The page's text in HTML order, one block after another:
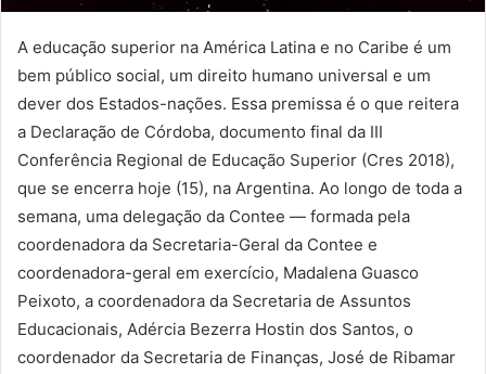
A educação superior na América Latina e no Caribe é um
bem público social, um direito humano universal e um
dever dos Estados-nações. Essa premissa é o que reitera
a Declaração de Córdoba, documento final da III
Conferência Regional de Educação Superior (Cres 2018),
que se encerra hoje (15), na Argentina. Ao longo de toda a
semana, uma delegação da Contee — formada pela
coordenadora da Secretaria-Geral da Contee e
coordenadora-geral em exercício, Madalena Guasco
Peixoto, a coordenadora da Secretaria de Assuntos
Educacionais, Adércia Bezerra Hostin dos Santos, o
coordenador da Secretaria de Finanças, José de Ribamar